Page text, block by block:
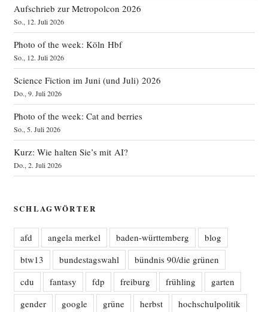
Aufschrieb zur Metropolcon 2026
So., 12. Juli 2026
Photo of the week: Köln Hbf
So., 12. Juli 2026
Science Fiction im Juni (und Juli) 2026
Do., 9. Juli 2026
Photo of the week: Cat and berries
So., 5. Juli 2026
Kurz: Wie halten Sie’s mit AI?
Do., 2. Juli 2026
SCHLAGWÖRTER
afd angela merkel baden-württemberg
blog
btw13
bundestagswahl
bündnis 90/die grünen
cdu
fantasy fdp freiburg frühling
garten
gender
google grüne herbst hochschulpolitik